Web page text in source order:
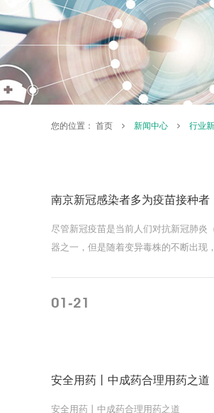
您的位置： 首页 新闻中心 行业
01-21
尽管新冠疫苗是当前人们对抗新冠肺炎
器之一，但是随着变异毒株的不断出现
诊病例中，绝大部分均已接种过疫苗。
安全用药丨中成药合理用药之道
安全用药丨中成药合理用药之道